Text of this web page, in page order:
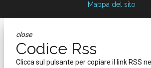
Mappa del sito
close
Codice Rss
Clicca sul pulsante per copiare il link RSS